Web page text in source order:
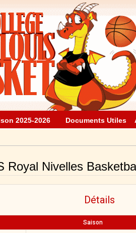
2025-2026 Documents Utiles
Royal Nivelles
Détails
Saison